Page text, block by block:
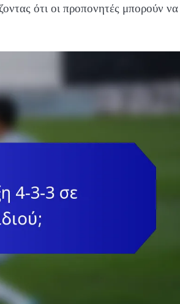
ότι οι προπονητές μπορούν να